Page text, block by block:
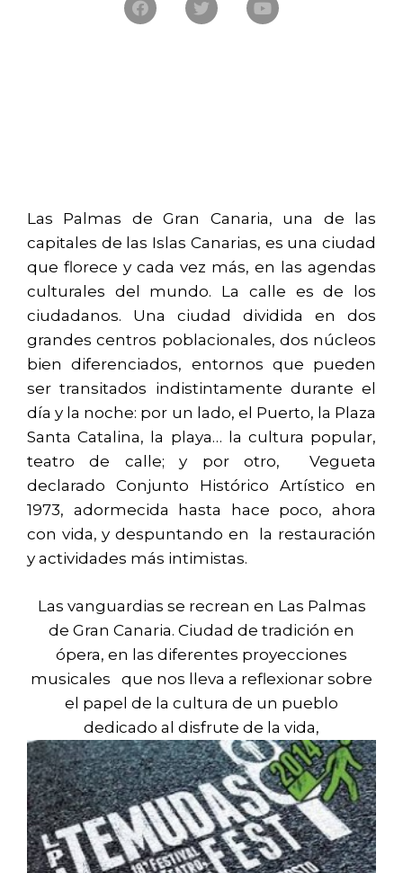
Las Palmas de Gran Canaria, una de las
capitales de las Islas Canarias, es una ciudad
que florece y cada vez más, en las agendas
culturales del mundo. La calle es de los
ciudadanos. Una ciudad dividida en dos
grandes centros poblacionales, dos núcleos
bien diferenciados, entornos que pueden
ser transitados indistintamente durante el
día y la noche: por un lado, el Puerto, la Plaza
Santa Catalina, la playa… la cultura popular,
teatro de calle; y por otro, Vegueta
declarado Conjunto Histórico Artístico en
1973, adormecida hasta hace poco, ahora
con vida, y despuntando en la restauración
y actividades más intimistas.
Las vanguardias se recrean en Las Palmas
de Gran Canaria. Ciudad de tradición en
ópera, en las diferentes proyecciones
musicales que nos lleva a reflexionar sobre
el papel de la cultura de un pueblo
dedicado al disfrute de la vida,